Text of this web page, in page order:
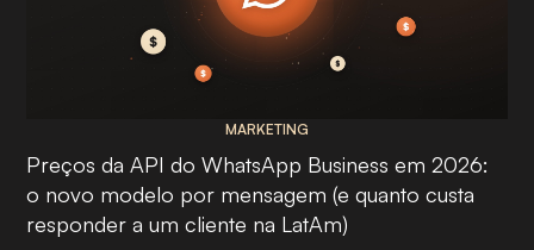
MARKETING
Preços da API do WhatsApp Business em 2026:
o novo modelo por mensagem (e quanto custa
responder a um cliente na LatAm)